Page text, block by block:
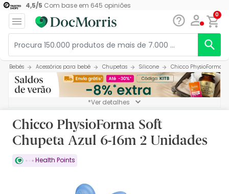
4,5/5 Com base em 645 opiniões
0
Bebés Acessórios para bebé Chupetas Silicone Chicco PhysioForma
*Ver detalhes
Chicco PhysioForma Soft
Chupeta Azul 6-16m 2 Unidades
Health Points